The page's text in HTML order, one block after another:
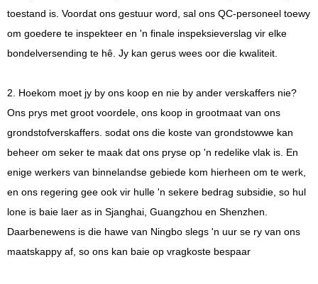
toestand is. Voordat ons gestuur word, sal ons QC-personeel toewy
om goedere te inspekteer en 'n finale inspeksieverslag vir elke
bondelversending te hê. Jy kan gerus wees oor die kwaliteit.
2. Hoekom moet jy by ons koop en nie by ander verskaffers nie?
Ons prys met groot voordele, ons koop in grootmaat van ons
grondstofverskaffers. sodat ons die koste van grondstowwe kan
beheer om seker te maak dat ons pryse op 'n redelike vlak is. En
enige werkers van binnelandse gebiede kom hierheen om te werk,
en ons regering gee ook vir hulle 'n sekere bedrag subsidie, so hul
lone is baie laer as in Sjanghai, Guangzhou en Shenzhen.
Daarbenewens is die hawe van Ningbo slegs 'n uur se ry van ons
maatskappy af, so ons kan baie op vragkoste bespaar